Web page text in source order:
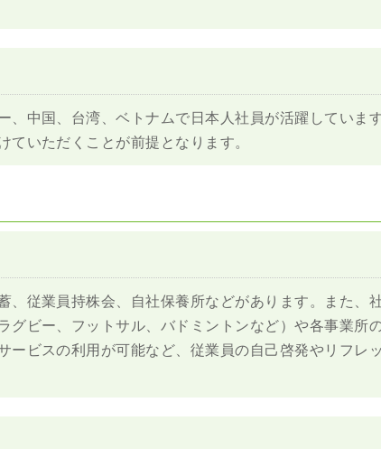
、中国、台湾、ベトナムで日本人社員が活躍していま
いただくことが前提となります。
、従業員持株会、自社保養所などがあります。また、
グビー、フットサル、バドミントンなど）や各事業所
ービスの利用が可能など、従業員の自己啓発やリフレ